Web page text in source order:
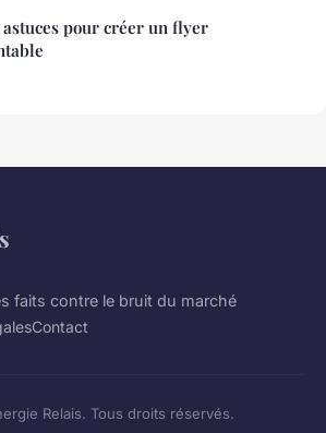
pour créer un flyer
faits contre le bruit du marché
Contact
Relais. Tous droits réservés.